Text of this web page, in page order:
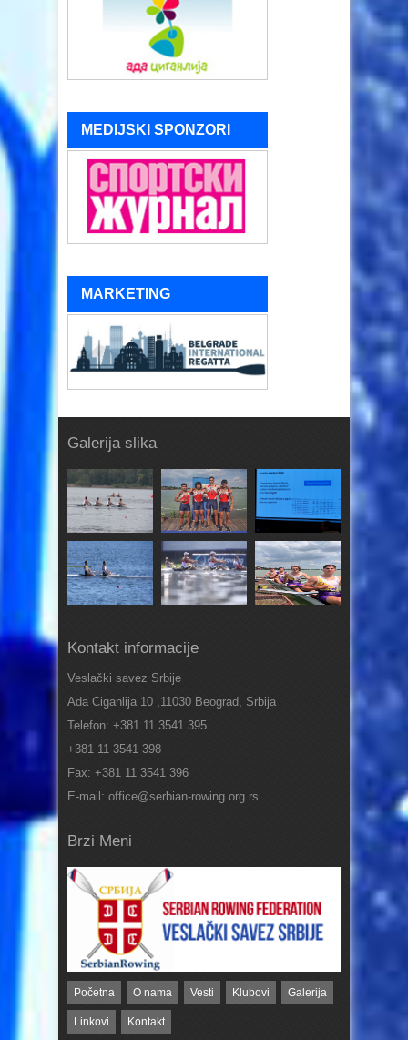
MEDIJSKI SPONZORI
MARKETING
Galerija slika
Kontakt informacije
Veslački savez Srbije
Ada Ciganlija 10 ,11030 Beograd, Srbija
Telefon: +381 11 3541 395
+381 11 3541 398
Fax: +381 11 3541 396
E-mail: office@serbian-rowing.org.rs
Brzi Meni
Početna O nama Vesti Klubovi Galerija
Linkovi Kontakt